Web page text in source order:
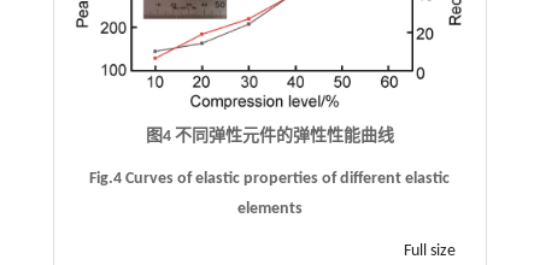
图4 不同弹性元件的弹性性能曲线
Fig.4 Curves of elastic properties of different elastic
elements
Full size